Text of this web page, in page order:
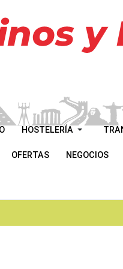
HOSTELERÍA
OFERTAS NEGOCIOS